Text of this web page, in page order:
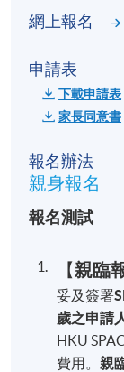
認。
【網上報名注
英文姓名
料為最新
資料有誤/
確認報名
完成繳費後
收據 (Official
補發，請慎重
網上報名
申請表
下載申請表
家長同意書
報名辦法
親身報名
報名測試
【親臨
妥及簽署
歲之申請
HKU
費用。親